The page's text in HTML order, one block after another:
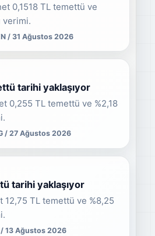
0,1518 TL temettü ve
verimi.
/ 31 Ağustos 2026
tarihi yaklaşıyor
0,255 TL temettü ve %2,18
/ 27 Ağustos 2026
tarihi yaklaşıyor
12,75 TL temettü ve %8,25
/ 13 Ağustos 2026